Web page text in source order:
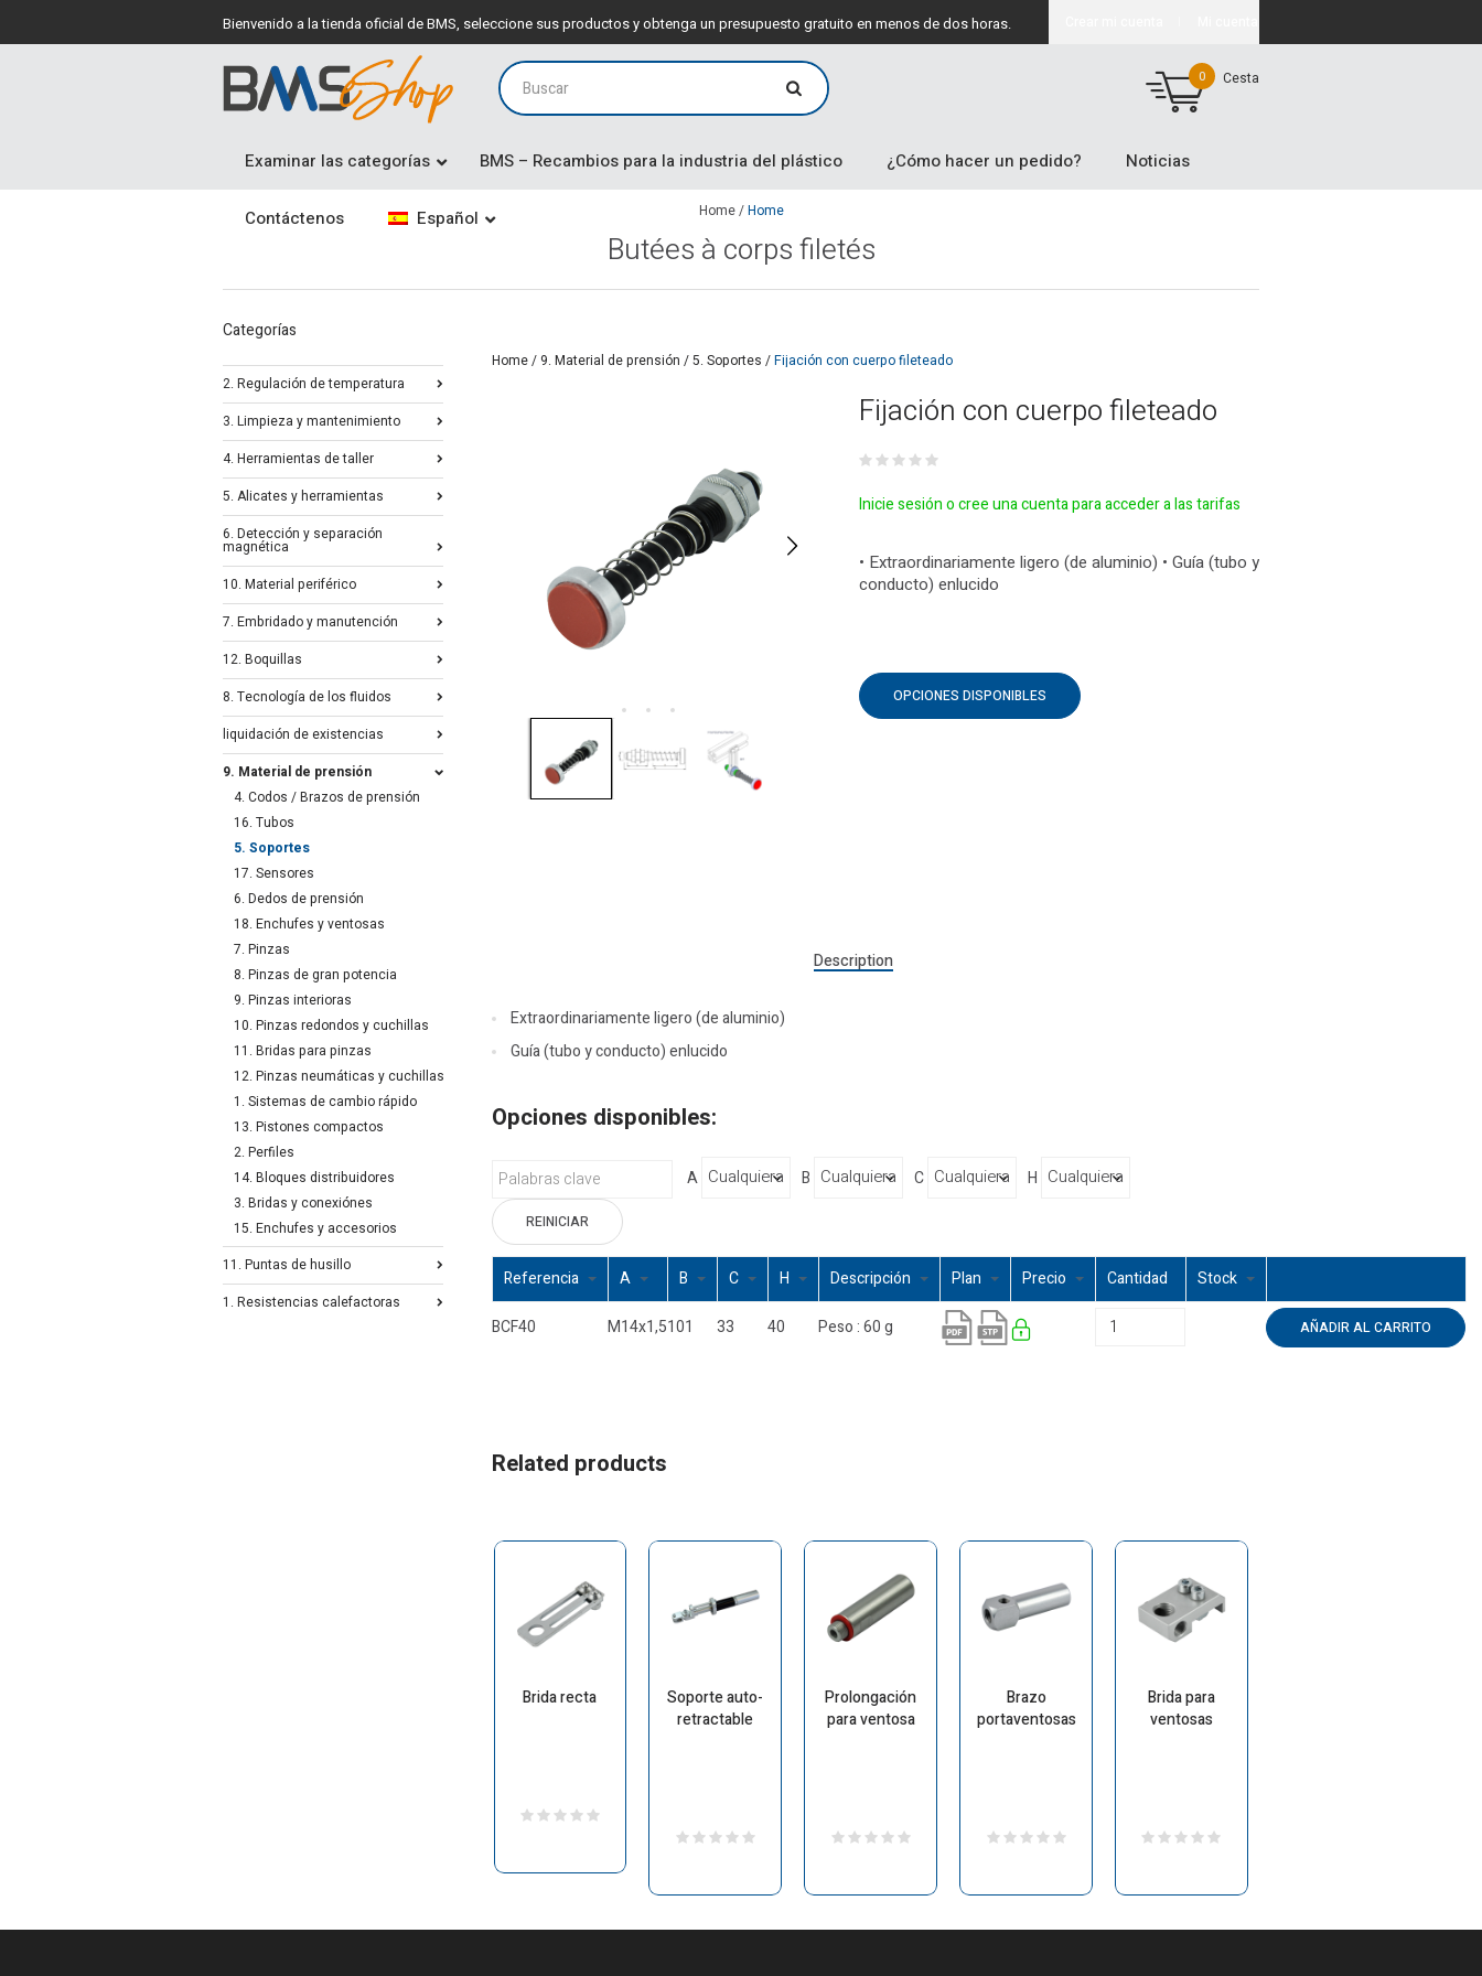
Bienvenido a la tienda oficial de BMS, seleccione sus productos y obtenga un presupuesto gratuito en menos de dos horas.
0 Cesta
Examinar las categorías BMS – Recambios para la industria del plástico ¿Cómo hacer un pedido? Noticias
Contáctenos Español Home/Home
Butées à corps filetés
Home/ 9. Material de prensión /5. Soportes /Fijación con cuerpo fileteado
Fijación con cuerpo fileteado
Inicie sesión o cree una cuenta para acceder a las tarifas
• Extraordinariamente ligero (de aluminio) • Guía (tubo y
conducto) enlucido
OPCIONES DISPONIBLES
Description
Extraordinariamente ligero (de aluminio)
Guía (tubo y conducto) enlucido
Opciones disponibles:
A B C H
REINICIAR
Referencia A B C H Descripción Plan Precio Cantidad Stock
BCF40 M14x1,5101 33 40 Peso : 60 g AÑADIR AL CARRITO
Related products
Brida recta
Soporte auto-
retractable
Prolongación
para ventosa
Brazo
portaventosas
Brida para
ventosas
Categorías
2. Regulación de temperatura
3. Limpieza y mantenimiento
4. Herramientas de taller
5. Alicates y herramientas
6. Detección y separación
magnética
10. Material periférico
7. Embridado y manutención
12. Boquillas
8. Tecnología de los fluidos
liquidación de existencias
9. Material de prensión
4. Codos / Brazos de prensión
16. Tubos
5. Soportes
17. Sensores
6. Dedos de prensión
18. Enchufes y ventosas
7. Pinzas
8. Pinzas de gran potencia
9. Pinzas interioras
10. Pinzas redondos y cuchillas
11. Bridas para pinzas
12. Pinzas neumáticas y cuchillas
1. Sistemas de cambio rápido
13. Pistones compactos
2. Perfiles
14. Bloques distribuidores
3. Bridas y conexiónes
15. Enchufes y accesorios
11. Puntas de husillo
1. Resistencias calefactoras